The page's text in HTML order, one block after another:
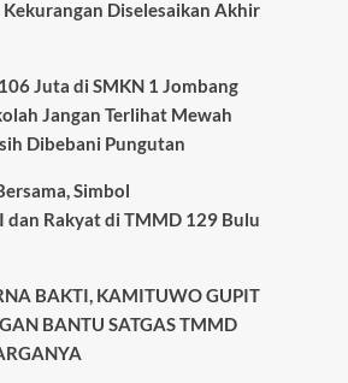
Dibebani Pungutan
Kerja dan Istirahat
Bersama, Simbol
Kemanunggalan TNI dan
Lor
Daerah
TETAP TURUN TANGAN
BANTU SATGAS TMMD
REHAB RUMAH
Kekurangan Diselesaikan Akhir
Juta di SMKN 1 Jombang
Jangan Terlihat Mewah
Dibebani Pungutan
Simbol
dan Rakyat di TMMD 129 Bulu
BAKTI, KAMITUWO GUPIT
BANTU SATGAS TMMD